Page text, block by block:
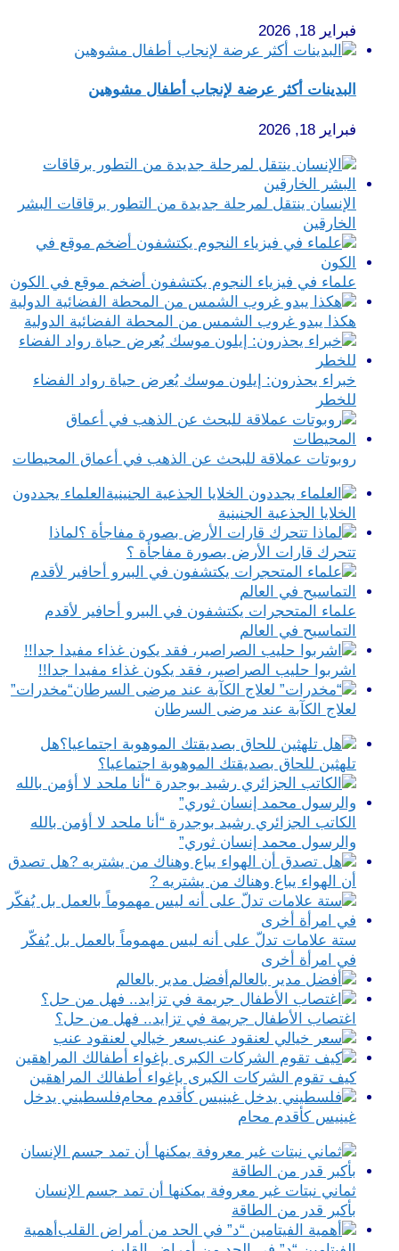
فبراير 18, 2026
البدينات أكثر عرضة لإنجاب أطفال مشوهين
فبراير 18, 2026
الإنسان ينتقل لمرحلة جديدة من التطور برقاقات البشر
الخارقين
علماء في فيزياء النجوم يكتشفون أضخم موقع في الكون
هكذا يبدو غروب الشمس من المحطة الفضائية الدولية
خبراء يحذرون: إيلون موسك يُعرض حياة رواد الفضاء
للخطر
روبوتات عملاقة للبحث عن الذهب في أعماق المحيطات
العلماء يجددون
الخلايا الجذعية الجنينية
لماذا
تتحرك قارات الأرض بصورة مفاجأة ؟
علماء المتحجرات يكتشفون في البيرو أحافير لأقدم
التماسيح في العالم
اشربوا حليب الصراصير، فقد يكون غذاء مفيدا جدا!!
“مخدرات”
لعلاج الكآبة عند مرضى السرطان
هل
تلهثين للحاق بصديقتك الموهوبة اجتماعيا؟
الكاتب الجزائري رشيد بوجدرة “أنا ملحد لا أؤمن بالله
والرسول محمد إنسان ثوري”
هل تصدق
أن الهواء يباع وهناك من يشتريه ?
ستة علامات تدلّ على أنه ليس مهموماً بالعمل بل يُفكّر
في امرأة أخرى
أفضل مدير بالعالم
اغتصاب الأطفال جريمة في تزايد.. فهل من حل؟
سعر خيالي لعنقود عنب
كيف تقوم الشركات الكبرى بإغواء أطفالك المراهقين
فلسطيني يدخل
غينيس كأقدم محام
ثماني نبتات غير معروفة يمكنها أن تمد جسم الإنسان
بأكبر قدر من الطاقة
أهمية